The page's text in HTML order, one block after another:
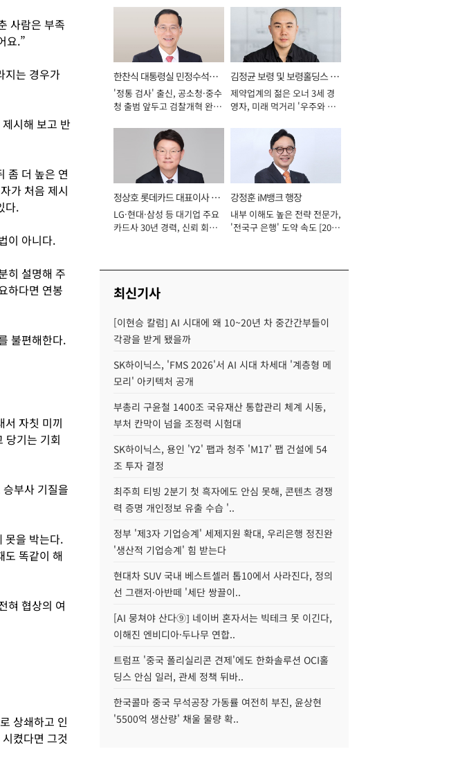
사람은 부족
요.”
지는 경우가
시해 보고 반
좀 더 높은 연
가 처음 제시
다.
이 아니다.
히 설명해 주
하다면 연봉
불편해한다.
서 자칫 미끼
당기는 기회
부사 기질을
못을 박는다.
도 똑같이 해
혀 협상의 여
상쇄하고 인
켰다면 그것
한찬식 대통령실 민정수석비
서관
'정통 검사' 출신, 공소청·중수
청 출범 앞두고 검찰개혁 완수
김정균 보령 및 보령홀딩스 대
표이사 사장
제약업계의 젊은 오너 3세 경
영자, 미래 먹거리 '우주와 헬
정상호 롯데카드 대표이사 사
장
LG·현대·삼성 등 대기업 주요
카드사 30년 경력, 신뢰 회복
강정훈 iM뱅크 행장
내부 이해도 높은 전략 전문가,
'전국구 은행' 도약 속도 [2026
최신기사
[이현승 칼럼] AI 시대에 왜 10~20년 차 중간간부들이
각광을 받게 됐을까
SK하이닉스, 'FMS 2026'서 AI 시대 차세대 '계층형 메
모리' 아키텍처 공개
부총리 구윤철 1400조 국유재산 통합관리 체계 시동,
부처 칸막이 넘을 조정력 시험대
SK하이닉스, 용인 'Y2' 팹과 청주 'M17' 팹 건설에 54
조 투자 결정
최주희 티빙 2분기 첫 흑자에도 안심 못해, 콘텐츠 경쟁
력 증명 개인정보 유출 수습 '..
정부 '제3자 기업승계' 세제지원 확대, 우리은행 정진완
'생산적 기업승계' 힘 받는다
현대차 SUV 국내 베스트셀러 톱10에서 사라진다, 정의
선 그랜저·아반떼 '세단 쌍끌이..
[AI 뭉쳐야 산다⑨] 네이버 혼자서는 빅테크 못 이긴다,
이해진 엔비디아·두나무 연합..
트럼프 '중국 폴리실리콘 견제'에도 한화솔루션 OCI홀
딩스 안심 일러, 관세 정책 뒤바..
한국콜마 중국 무석공장 가동률 여전히 부진, 윤상현
'5500억 생산량' 채울 물량 확..